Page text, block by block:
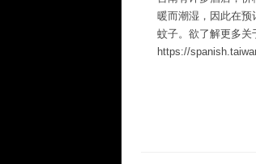
暖而潮湿，因此在预
蚊子。欲了解更多关
https://